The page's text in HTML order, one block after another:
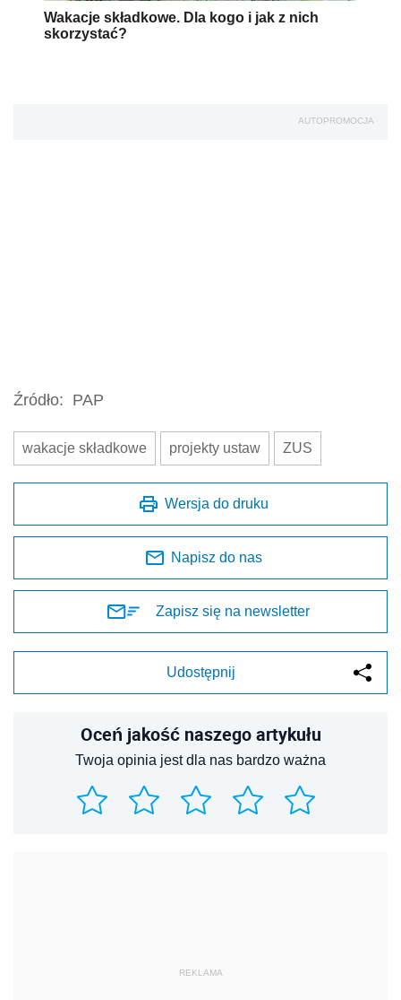
Wakacje składkowe. Dla kogo i jak z nich
skorzystać?
AUTOPROMOCJA
Źródło: PAP
wakacje składkowe projekty ustaw ZUS
Wersja do druku
Napisz do nas
Zapisz się na newsletter
Udostępnij
Oceń jakość naszego artykułu
Twoja opinia jest dla nas bardzo ważna
REKLAMA